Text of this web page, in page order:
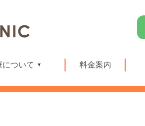
について 料金案内